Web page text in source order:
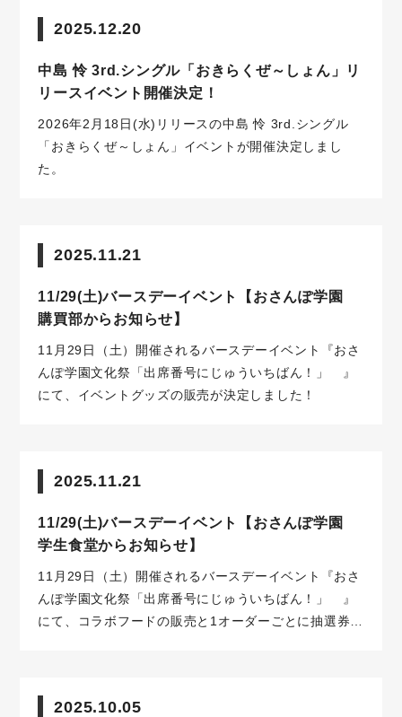
2025.12.20
中島 怜 3rd.シングル「おきらくぜ～しょん」リ
リースイベント開催決定！
2026年2月18日(水)リリースの中島 怜 3rd.シングル
「おきらくぜ～しょん」イベントが開催決定しまし
た。
2025.11.21
11/29(土)バースデーイベント【おさんぽ学園
購買部からお知らせ】
11月29日（土）開催されるバースデーイベント『おさ
んぽ学園文化祭「出席番号にじゅういちばん！」 』
にて、イベントグッズの販売が決定しました！
2025.11.21
11/29(土)バースデーイベント【おさんぽ学園
学生食堂からお知らせ】
11月29日（土）開催されるバースデーイベント『おさ
んぽ学園文化祭「出席番号にじゅういちばん！」 』
にて、コラボフードの販売と1オーダーごとに抽選券の
2025.10.05